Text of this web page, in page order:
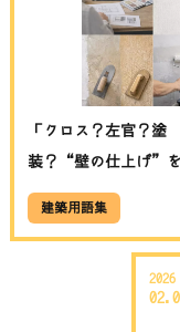
「クロス？左官？塗
装？“壁の仕上げ”
と、リフォームはもっ
しくなる話」│埼玉県
市 RExST（リクスト
建築用語集
2026